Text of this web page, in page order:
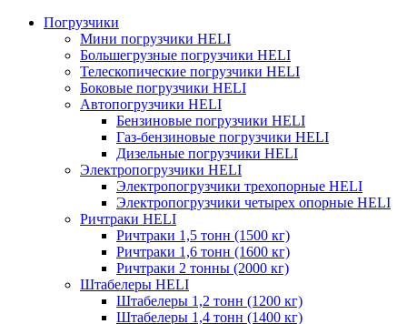
Погрузчики
Мини погрузчики HELI
Большегрузные погрузчики HELI
Телескопические погрузчики HELI
Боковые погрузчики HELI
Автопогрузчики HELI
Бензиновые погрузчики HELI
Газ-бензиновые погрузчики HELI
Дизельные погрузчики HELI
Электропогрузчики HELI
Электропогрузчики трехопорные HELI
Электропогрузчики четырех опорные HELI
Ричтраки HELI
Ричтраки 1,5 тонн (1500 кг)
Ричтраки 1,6 тонн (1600 кг)
Ричтраки 2 тонны (2000 кг)
Штабелеры HELI
Штабелеры 1,2 тонн (1200 кг)
Штабелеры 1,4 тонн (1400 кг)